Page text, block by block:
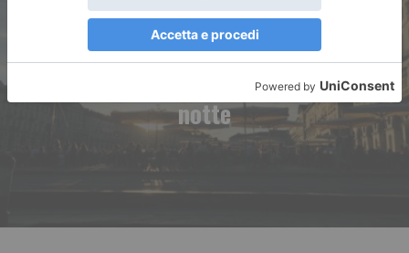
Movida torinese, 56 mila euro
di multe ai locali in una sola
notte